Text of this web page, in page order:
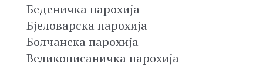
Беденичка парохија
Бјеловарска парохија
Болчанска парохија
Великописаничка парохија